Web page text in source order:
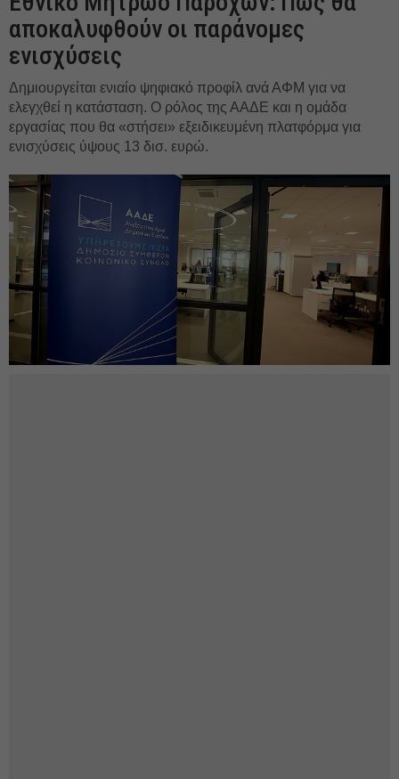
αποκαλυφθούν οι παράνομες
ενισχύσεις
Δημιουργείται ενιαίο ψηφιακό προφίλ ανά ΑΦΜ για να
ελεγχθεί η κατάσταση. Ο ρόλος της ΑΑΔΕ και η ομάδα
εργασίας που θα «στήσει» εξειδικευμένη πλατφόρμα για
ενισχύσεις ύψους 13 δισ. ευρώ.